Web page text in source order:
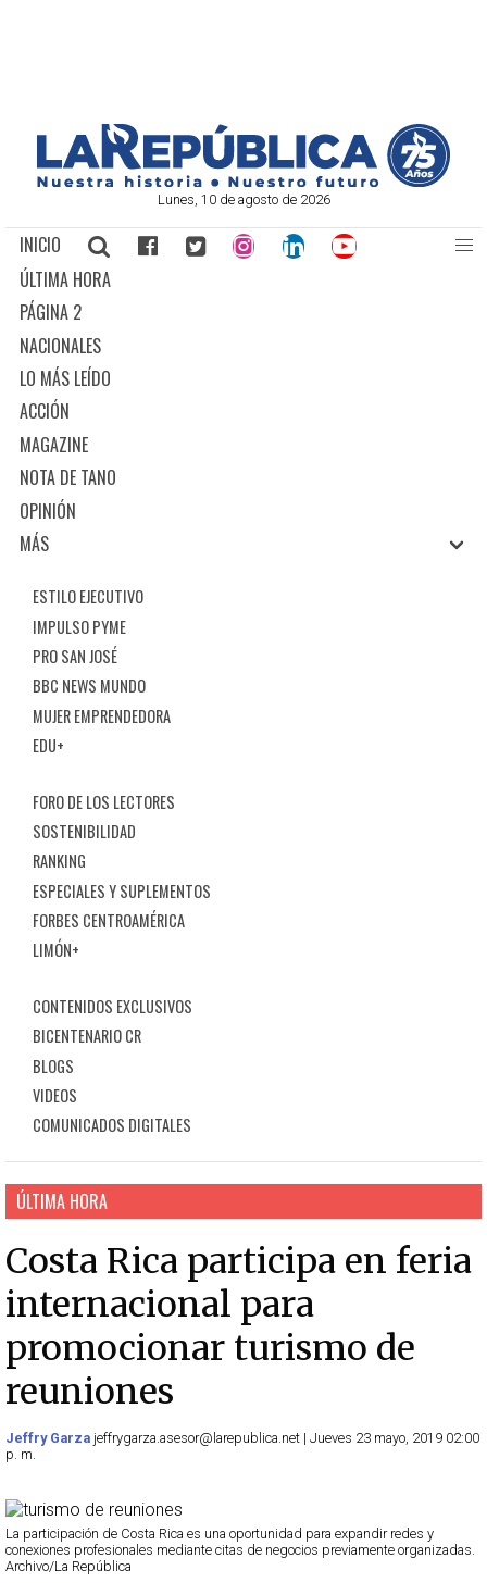
Lunes, 10 de agosto de 2026
INICIO
ÚLTIMA HORA
PÁGINA 2
NACIONALES
LO MÁS LEÍDO
ACCIÓN
MAGAZINE
NOTA DE TANO
OPINIÓN
MÁS
ESTILO EJECUTIVO
IMPULSO PYME
PRO SAN JOSÉ
BBC NEWS MUNDO
MUJER EMPRENDEDORA
EDU+
FORO DE LOS LECTORES
SOSTENIBILIDAD
RANKING
ESPECIALES Y SUPLEMENTOS
FORBES CENTROAMÉRICA
LIMÓN+
CONTENIDOS EXCLUSIVOS
BICENTENARIO CR
BLOGS
VIDEOS
COMUNICADOS DIGITALES
ÚLTIMA HORA
Costa Rica participa en feria
internacional para
promocionar turismo de
reuniones
Jeffry Garza jeffrygarza.asesor@larepublica.net | Jueves 23 mayo, 2019 02:00
p. m.
La participación de Costa Rica es una oportunidad para expandir redes y
conexiones profesionales mediante citas de negocios previamente organizadas.
Archivo/La República